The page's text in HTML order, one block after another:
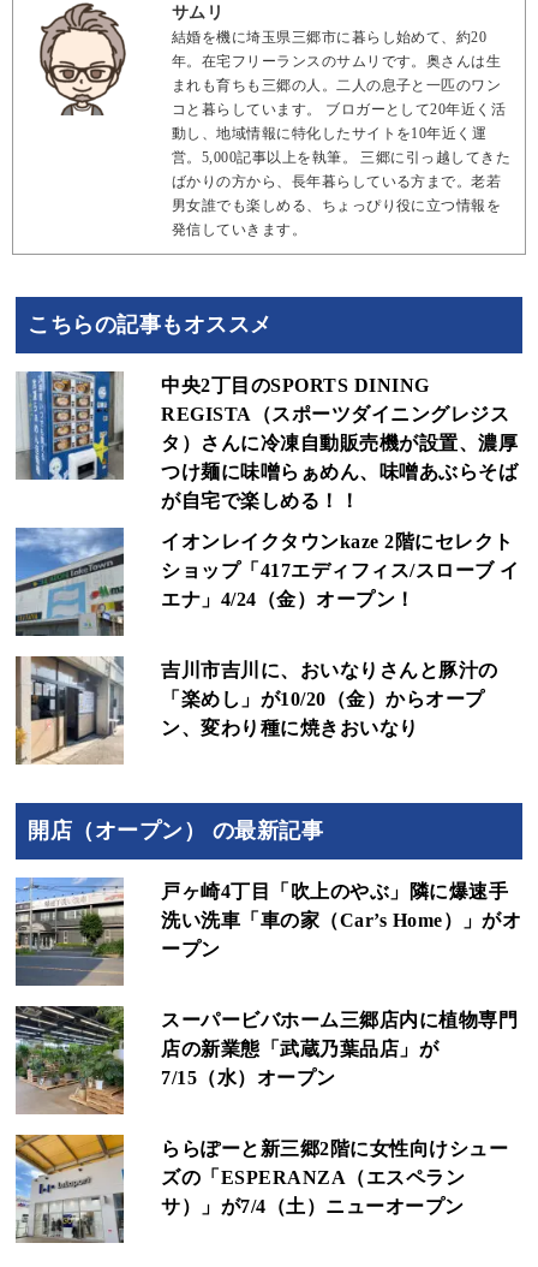
サムリ
結婚を機に埼玉県三郷市に暮らし始めて、約20
年。在宅フリーランスのサムリです。奥さんは生
まれも育ちも三郷の人。二人の息子と一匹のワン
コと暮らしています。 ブロガーとして20年近く活
動し、地域情報に特化したサイトを10年近く運
営。5,000記事以上を執筆。 三郷に引っ越してきた
ばかりの方から、長年暮らしている方まで。老若
男女誰でも楽しめる、ちょっぴり役に立つ情報を
発信していきます。
こちらの記事もオススメ
中央2丁目のSPORTS DINING
REGISTA（スポーツダイニングレジス
タ）さんに冷凍自動販売機が設置、濃厚
つけ麺に味噌らぁめん、味噌あぶらそば
が自宅で楽しめる！！
イオンレイクタウンkaze 2階にセレクト
ショップ「417エディフィス/スローブ イ
エナ」4/24（金）オープン！
吉川市吉川に、おいなりさんと豚汁の
「楽めし」が10/20（金）からオープ
ン、変わり種に焼きおいなり
開店（オープン） の最新記事
戸ヶ崎4丁目「吹上のやぶ」隣に爆速手
洗い洗車「車の家（Car’s Home）」がオ
ープン
スーパービバホーム三郷店内に植物専門
店の新業態「武蔵乃葉品店」が
7/15（水）オープン
ららぽーと新三郷2階に女性向けシュー
ズの「ESPERANZA（エスペラン
サ）」が7/4（土）ニューオープン